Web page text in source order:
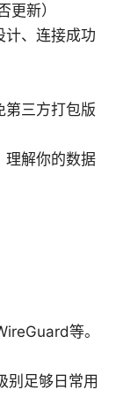
更新）
计、连接成功
第三方打包版
理解你的数据
等。
别足够日常用